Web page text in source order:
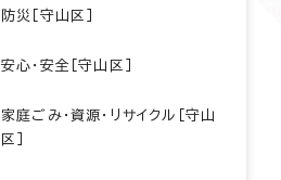
防災［守山区］
安心・安全［守山区］
家庭ごみ・資源・リサイクル［守山
区］